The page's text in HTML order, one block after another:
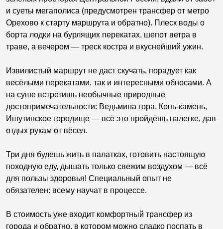
и суеты мегаполиса (предусмотрен трансфер от метро
Орехово к старту маршрута и обратно). Плеск воды о
борта лодки на бурлящих перекатах, шепот ветра в
траве, а вечером — треск костра и вкуснейший ужин.
Извилистый маршрут не даст скучать, порадует как
весёлыми перекатами, так и интересными обносами. А
на суше встретишь необычные природные
достопримечательности: Ведьмина гора, Конь-камень,
Ишутинское городище — всё это пройдёшь налегке, дав
отдых рукам от вёсел.
Три дня будешь жить в палатках, готовить настоящую
походную еду, дышать только свежим воздухом — всё
для пользы здоровья! Специальный опыт не
обязателен: всему научат в процессе.
В стоимость уже входит комфортный трансфер из
города и обратно, в котором можно сладко поспать в